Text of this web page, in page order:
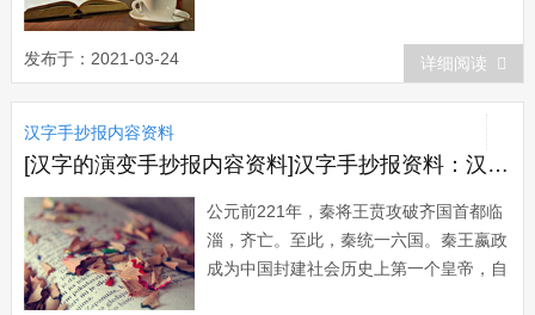
邈形理而成，在东汉时期达到顶峰，书法
界有“汉隶唐楷”之称。隶书也叫“...
发布于：2021-03-24 详细阅读
汉字手抄报内容资料
[汉字的演变手抄报内容资料]汉字手抄报资料：汉字演变——小篆到隶楷
公元前221年，秦将王贲攻破齐国首都临
淄，齐亡。至此，秦统一六国。秦王嬴政
成为中国封建社会历史上第一个皇帝，自